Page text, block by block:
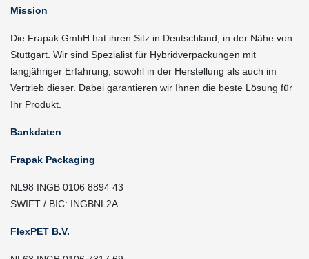
Mission
Die Frapak GmbH hat ihren Sitz in Deutschland, in der Nähe von
Stuttgart. Wir sind Spezialist für Hybridverpackungen mit
langjähriger Erfahrung, sowohl in der Herstellung als auch im
Vertrieb dieser. Dabei garantieren wir Ihnen die beste Lösung für
Ihr Produkt.
Bankdaten
Frapak Packaging
NL98 INGB 0106 8894 43
SWIFT / BIC: INGBNL2A
FlexPET B.V.